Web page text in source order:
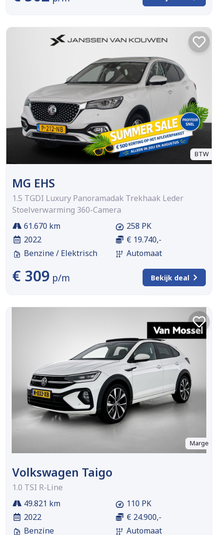
BTW
MG EHS
1.5 TGDI Luxury Panoramadak Trekhaak Leder
Stoelverwarming 360-Camera
61.670 km
2022
Benzine / Elektrisch
258 PK
€ 19.740,-
Automaat
€ 309 p/m Bekijk deal
Marge
Volkswagen Taigo
1.0 TSI R-Line
49.821 km
2022
Benzine
110 PK
€ 24.900,-
Automaat